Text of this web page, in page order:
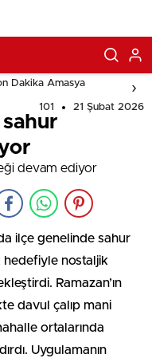
Dakika Amasya
101 21 Şubat 2026
sahur
ilçe genelinde sahur
hedefiyle nostaljik
Ramazan’ın
davul çalıp mani
ortalarında
Uygulamanın